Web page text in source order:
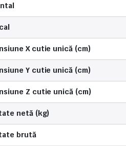
X cutie unică (cm)
Y cutie unică (cm)
Z cutie unică (cm)
netă (kg)
brută